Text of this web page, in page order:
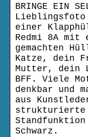
BRINGE EIN
einer
Redmi 8A
gemachten
Katze, dein
Mutter, dein
BFF. Viele
denkbar und
aus
strukturierte
Schwarz.